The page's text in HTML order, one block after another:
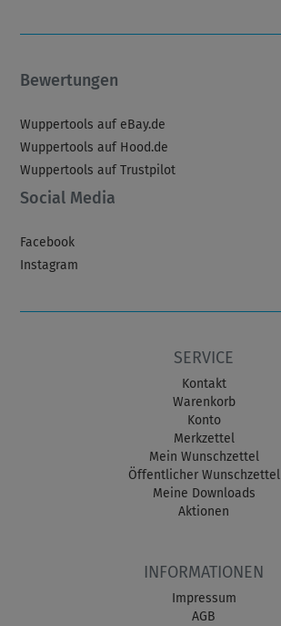
Bewertungen
Wuppertools auf eBay.de
Wuppertools auf Hood.de
Wuppertools auf Trustpilot
Social Media
Facebook
Instagram
SERVICE
Kontakt
Warenkorb
Konto
Merkzettel
Mein Wunschzettel
Öffentlicher Wunschzettel
Meine Downloads
Aktionen
INFORMATIONEN
Impressum
AGB